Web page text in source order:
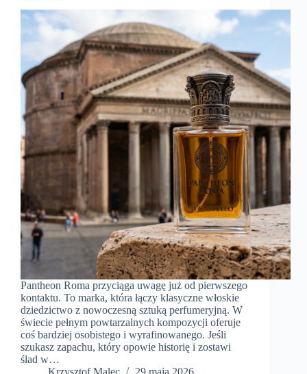
Pantheon Roma przyciąga uwagę już od pierwszego
kontaktu. To marka, która łączy klasyczne włoskie
dziedzictwo z nowoczesną sztuką perfumeryjną. W
świecie pełnym powtarzalnych kompozycji oferuje
coś bardziej osobistego i wyrafinowanego. Jeśli
szukasz zapachu, który opowie historię i zostawi
ślad w…
Krzysztof Malec
29 maja 2026